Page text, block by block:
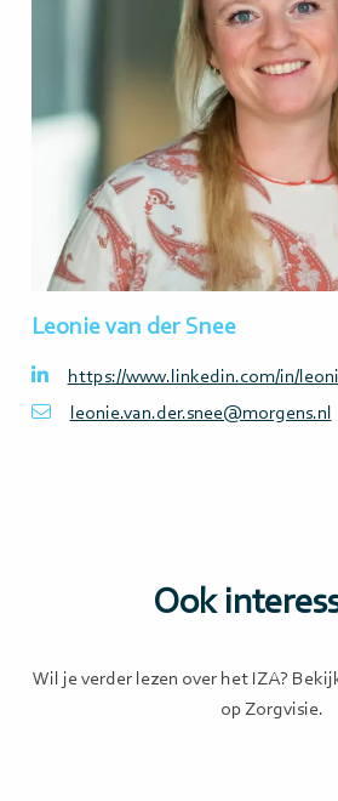
Leonie van der Snee
https://www.linkedin.com/in/
leonie.van.der.snee@morgens.nl
Ook
Wil je verder lezen over het IZA?
op Zorgvisie.